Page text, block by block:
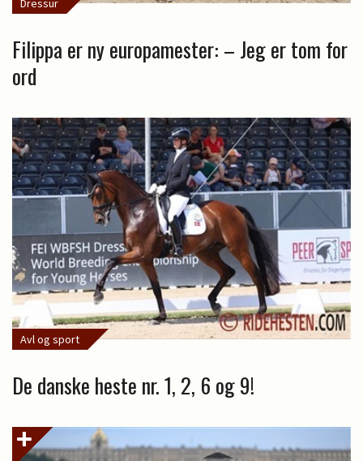
Dressur
Filippa er ny europamester: – Jeg er tom for
ord
Avl og sport
De danske heste nr. 1, 2, 6 og 9!